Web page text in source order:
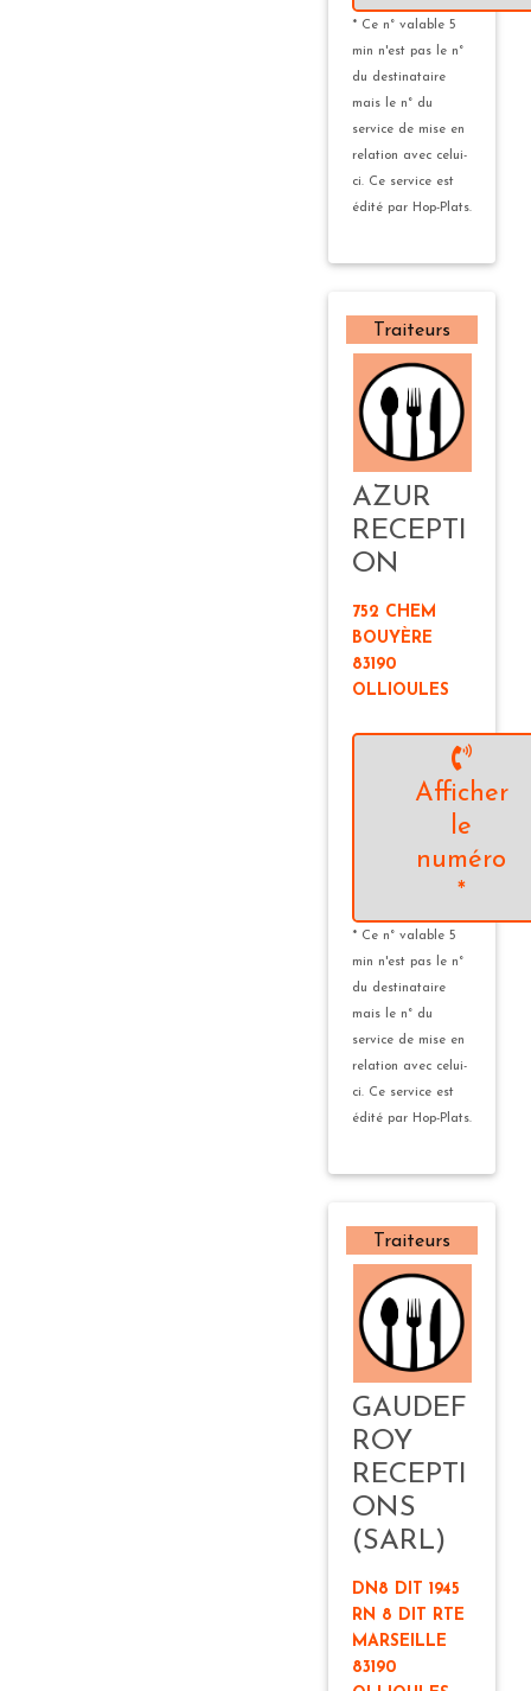
* Ce n° valable 5
min n'est pas le n°
du destinataire
mais le n° du
service de mise en
relation avec celui-
ci. Ce service est
édité par Hop-Plats.
Traiteurs
AZUR
RECEPTI
ON
752 CHEM
BOUYÈRE
83190
OLLIOULES
Afficher
le
numéro
*
* Ce n° valable 5
min n'est pas le n°
du destinataire
mais le n° du
service de mise en
relation avec celui-
ci. Ce service est
édité par Hop-Plats.
Traiteurs
GAUDEF
ROY
RECEPTI
ONS
(SARL)
DN8 DIT 1945
RN 8 DIT RTE
MARSEILLE
83190